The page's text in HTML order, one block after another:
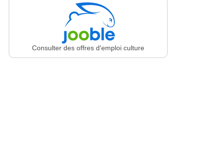
Consulter des offres d'emploi culture